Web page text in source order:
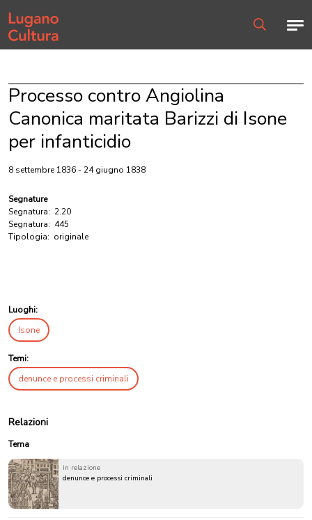
Home page
Processo contro Angiolina
Canonica maritata Barizzi di Isone
per infanticidio
8 settembre 1836 - 24 giugno 1838
Segnature
Segnatura: 2.20
Segnatura: 445
Tipologia: originale
Luoghi:
Isone
Temi:
denunce e processi criminali
Relazioni
Tema
in relazione
denunce e processi criminali